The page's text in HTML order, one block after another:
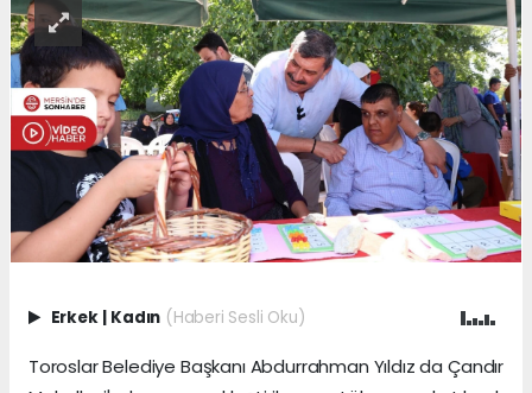
Erkek | Kadın (Haberi Sesli Oku)
Toroslar Belediye Başkanı Abdurrahman Yıldız da Çandır